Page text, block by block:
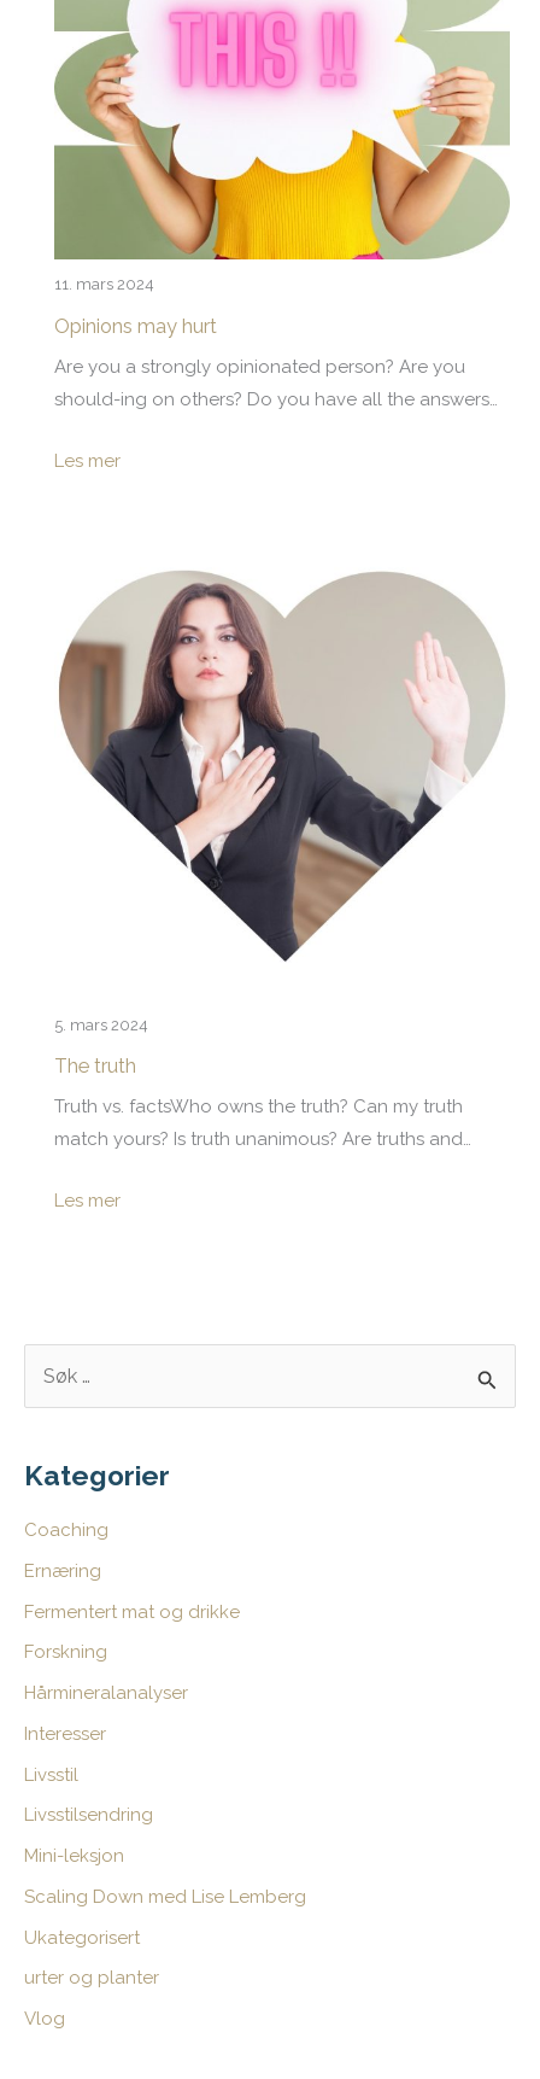
11. mars 2024
Opinions may hurt
Are you a strongly opinionated person? Are you
should-ing on others? Do you have all the answers…
Les mer
5. mars 2024
The truth
Truth vs. factsWho owns the truth? Can my truth
match yours? Is truth unanimous? Are truths and…
Les mer
e
t
e
r
:
Kategorier
Coaching
Ernæring
Fermentert mat og drikke
Forskning
Hårmineralanalyser
Interesser
Livsstil
Livsstilsendring
Mini-leksjon
Scaling Down med Lise Lemberg
Ukategorisert
urter og planter
Vlog